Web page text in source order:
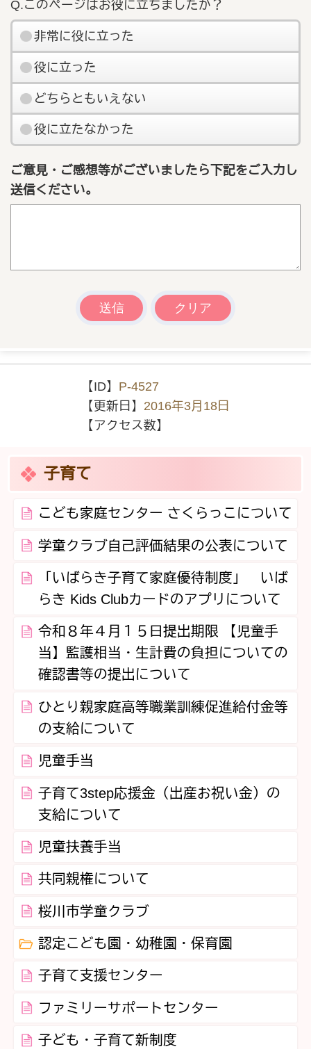
Q.このページはお役に立ちましたか？
非常に役に立った
役に立った
どちらともいえない
役に立たなかった
ご意見・ご感想等がございましたら下記をご入力し
送信ください。
【ID】 P-4527
【更新日】 2016年3月18日
【アクセス数】
子育て
こども家庭センター さくらっこについて
学童クラブ自己評価結果の公表について
「いばらき子育て家庭優待制度」 いば
らき Kids Clubカードのアプリについて
令和８年４月１５日提出期限 【児童手
当】監護相当・生計費の負担についての
確認書等の提出について
ひとり親家庭高等職業訓練促進給付金等
の支給について
児童手当
子育て3step応援金（出産お祝い金）の
支給について
児童扶養手当
共同親権について
桜川市学童クラブ
認定こども園・幼稚園・保育園
子育て支援センター
ファミリーサポートセンター
子ども・子育て新制度